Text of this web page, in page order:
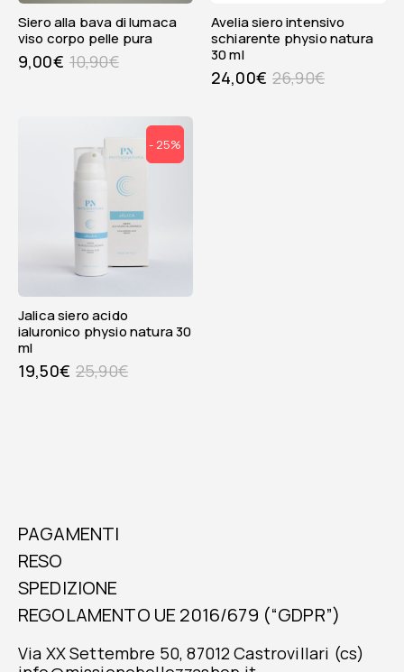
siero alla bava di lumaca
viso corpo pelle pura
10,90€
9,00€
avelia siero intensivo
schiarente physio natura
30 ml
26,90€
24,00€
- 25%
jalica siero acido
ialuronico physio natura 30
ml
25,90€
19,50€
PAGAMENTI
RESO
SPEDIZIONE
REGOLAMENTO UE 2016/679 (“GDPR”)
Via XX Settembre 50, 87012 Castrovillari (cs)